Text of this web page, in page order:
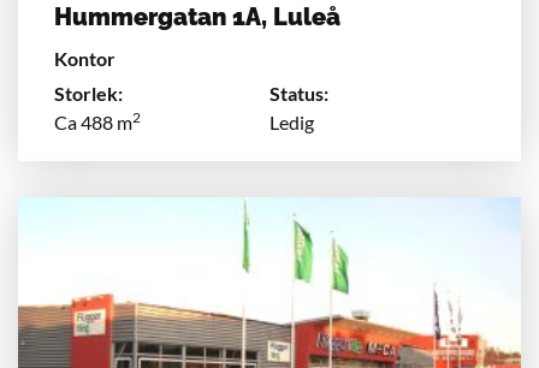
Hummergatan 1A, Luleå
Kontor
Storlek:
Status:
Ca 488 m2 Ledig